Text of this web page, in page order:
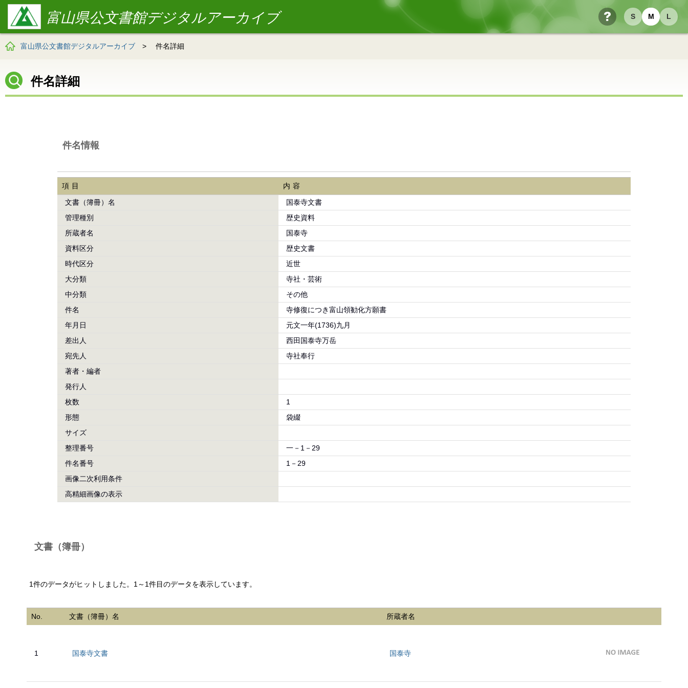
S M L
ヘルプ
富山県公文書館デジタルアーカイブ
富山県公文書館デジタルアーカイブ > 件名詳細
件名詳細
件名情報
項目
内容
文書（簿冊）名
国泰寺文書
管理種別
歴史資料
所蔵者名
国泰寺
資料区分
歴史文書
時代区分
近世
大分類
寺社・芸術
中分類
その他
件名
寺修復につき富山領勧化方願書
年月日
元文一年(1736)九月
差出人
西田国泰寺万岳
宛先人
寺社奉行
著者・編者
発行人
枚数
1
形態
袋綴
サイズ
整理番号
一－1－29
件名番号
1－29
画像二次利用条件
高精細画像の表示
文書（簿冊）
1件のデータがヒットしました。1～1件目のデータを表示しています。
No. 文書（簿冊）名 所蔵者名
1 国泰寺文書 国泰寺